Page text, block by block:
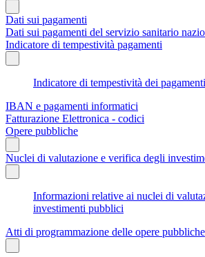
Dati sui pagamenti
Dati sui pagamenti del servizio sanitario
Indicatore di tempestività pagamenti
Indicatore di tempestività dei pagamenti
IBAN e pagamenti informatici
Fatturazione Elettronica - codici
Opere pubbliche
Nuclei di valutazione e verifica degli
Informazioni relative ai nuclei di
investimenti pubblici
Atti di programmazione delle opere pubbliche